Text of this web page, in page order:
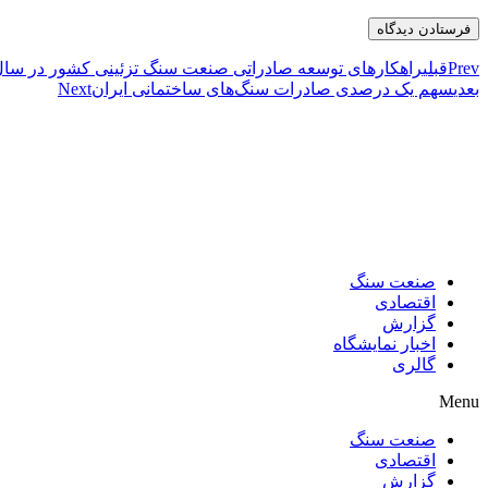
Prevقبلیراهکارهای توسعه صادراتی صنعت سنگ تزئینی کشور در سال
بعدیسهم یک درصدی صادرات سنگ‌های ساختمانی ایرانNext
صنعت سنگ
اقتصادی
گزارش
اخبار نمایشگاه
گالری
Menu
صنعت سنگ
اقتصادی
گزارش